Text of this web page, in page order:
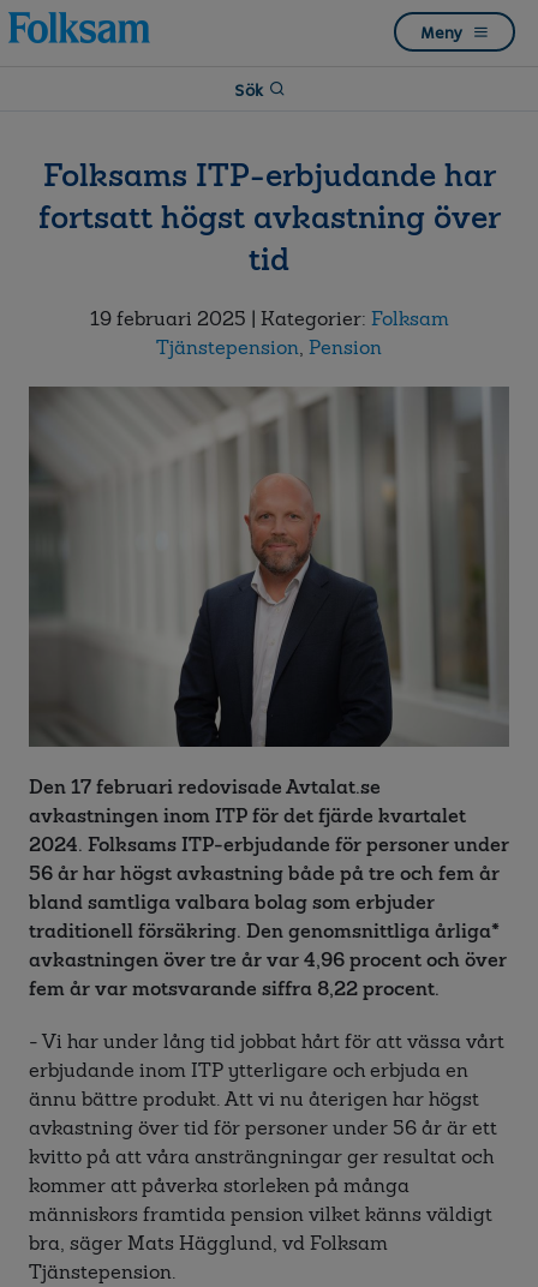
Till
navigation
Till
innehåll
Meny
Sök
Folksams ITP-erbjudande har
fortsatt högst avkastning över
tid
19 februari 2025 | Kategorier: Folksam
Tjänstepension, Pension
Den 17 februari redovisade Avtalat.se
avkastningen inom ITP för det fjärde kvartalet
2024. Folksams ITP-erbjudande för personer under
56 år har högst avkastning både på tre och fem år
bland samtliga valbara bolag som erbjuder
traditionell försäkring. Den genomsnittliga årliga*
avkastningen över tre år var 4,96 procent och över
fem år var motsvarande siffra 8,22 procent.
- Vi har under lång tid jobbat hårt för att vässa vårt
erbjudande inom ITP ytterligare och erbjuda en
ännu bättre produkt. Att vi nu återigen har högst
avkastning över tid för personer under 56 år är ett
kvitto på att våra ansträngningar ger resultat och
kommer att påverka storleken på många
människors framtida pension vilket känns väldigt
bra, säger Mats Hägglund, vd Folksam
Tjänstepension.